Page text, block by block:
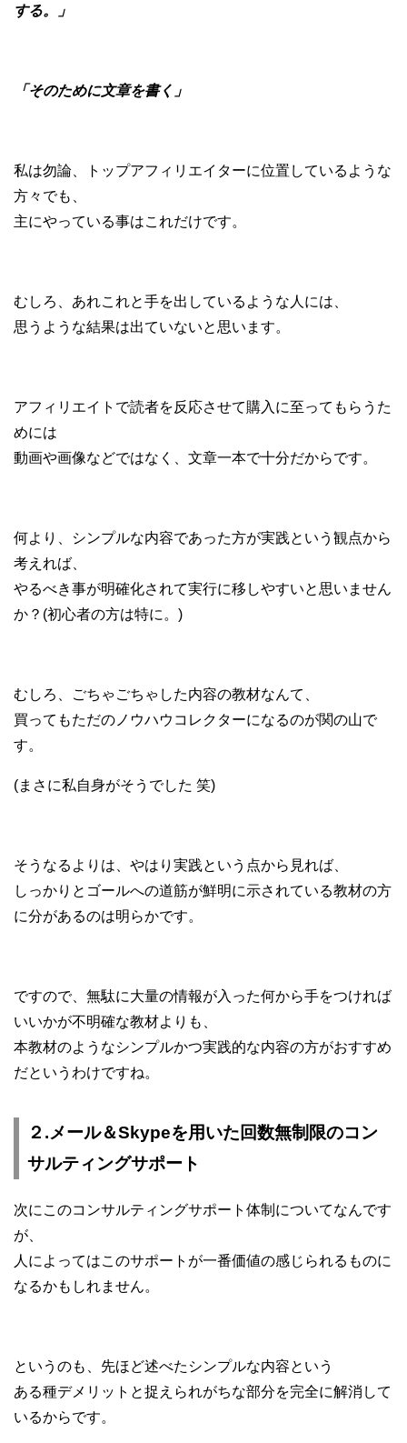
する。」
「そのために文章を書く」
私は勿論、トップアフィリエイターに位置しているような
方々でも、
主にやっている事はこれだけです。
むしろ、あれこれと手を出しているような人には、
思うような結果は出ていないと思います。
アフィリエイトで読者を反応させて購入に至ってもらうた
めには
動画や画像などではなく、文章一本で十分だからです。
何より、シンプルな内容であった方が実践という観点から
考えれば、
やるべき事が明確化されて実行に移しやすいと思いません
か？(初心者の方は特に。)
むしろ、ごちゃごちゃした内容の教材なんて、
買ってもただのノウハウコレクターになるのが関の山で
す。
(まさに私自身がそうでした 笑)
そうなるよりは、やはり実践という点から見れば、
しっかりとゴールへの道筋が鮮明に示されている教材の方
に分があるのは明らかです。
ですので、無駄に大量の情報が入った何から手をつければ
いいかが不明確な教材よりも、
本教材のようなシンプルかつ実践的な内容の方がおすすめ
だというわけですね。
２.メール＆Skypeを用いた回数無制限のコン
サルティングサポート
次にこのコンサルティングサポート体制についてなんです
が、
人によってはこのサポートが一番価値の感じられるものに
なるかもしれません。
というのも、先ほど述べたシンプルな内容という
ある種デメリットと捉えられがちな部分を完全に解消して
いるからです。